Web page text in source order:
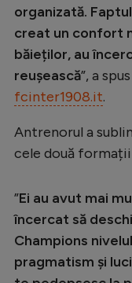
organizată.
creat un confort
băieților, au
reușească”, a
fcinter1908.it.
Antrenorul a
cele două
”Ei au avut mai
încercat să
Champions
pragmatism și